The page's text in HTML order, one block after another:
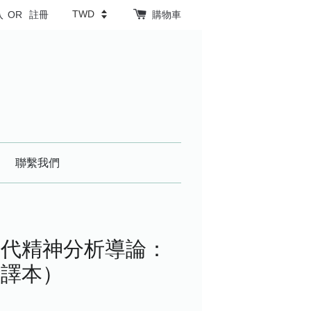
OR 註冊 購物車
聯繫我們
精神分析導論：
本）